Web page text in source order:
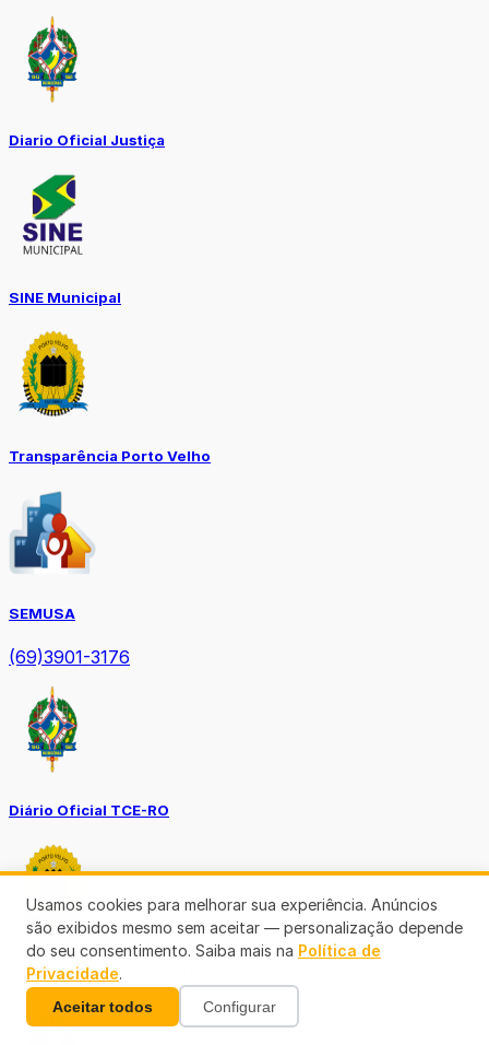
Diario Oficial Justiça
SINE Municipal
Transparência Porto Velho
SEMUSA
(69)3901-3176
Diário Oficial TCE-RO
Diário Prefeitura de Porto Velho
Usamos cookies para melhorar sua experiência. Anúncios
são exibidos mesmo sem aceitar — personalização depende
do seu consentimento. Saiba mais na Política de
Privacidade.
Aceitar todos Configurar